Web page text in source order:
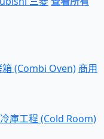
箱 (Combi Oven) 商用
庫工程 (Cold Room)